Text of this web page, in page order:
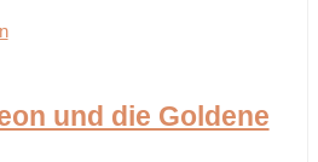
und die Goldene